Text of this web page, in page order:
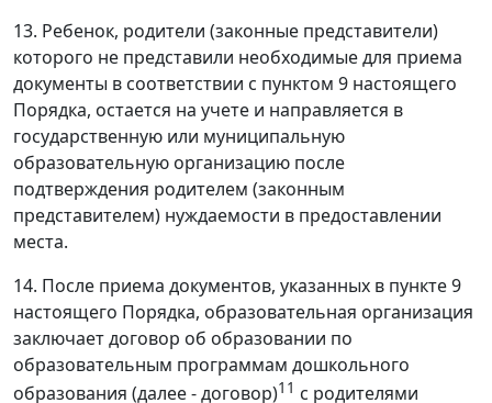
13. Ребенок, родители (законные представители)
которого не представили необходимые для приема
документы в соответствии с пунктом 9 настоящего
Порядка, остается на учете и направляется в
государственную или муниципальную
образовательную организацию после
подтверждения родителем (законным
представителем) нуждаемости в предоставлении
места.
14. После приема документов, указанных в пункте 9
настоящего Порядка, образовательная организация
заключает договор об образовании по
образовательным программам дошкольного
образования (далее - договор)11 с родителями